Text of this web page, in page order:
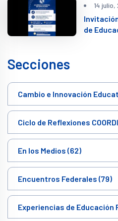
14 julio,
de
Secciones
Cambio e Innovación
Ciclo de Reflexiones
En los Medios (62)
Encuentros Federales (79)
Experiencias de Educación